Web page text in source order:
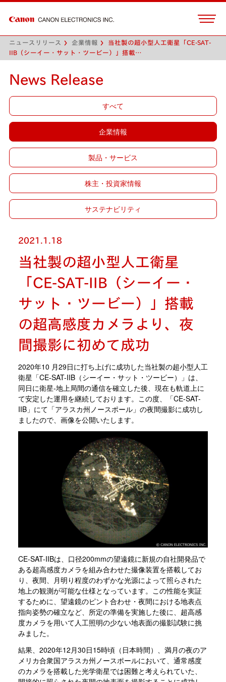
ニュースリリース 企業情報
当社製の超小型人工衛星「CE-SAT-
IIB（シーイー・サット・ツービー）」搭載…
News Release
すべて
企業情報
製品・サービス
株主・投資家情報
サステナビリティ
2021.1.18
当社製の超小型人工衛星
「CE-SAT-IIB（シーイー・
サット・ツービー）」搭載
の超高感度カメラより、夜
間撮影に初めて成功
2020年10 月29日に打ち上げに成功した当社製の超小型人工
衛星「CE-SAT-IIB（シーイー・サット・ツービー）」は、
同日に衛星-地上局間の通信を確立した後、現在も軌道上に
て安定した運用を継続しております。この度、「CE-SAT-
IIB」にて「アラスカ州ノースポール」の夜間撮影に成功し
ましたので、画像を公開いたします。
CE-SAT-IIBは、口径200mmの望遠鏡に新規の自社開発品で
ある超高感度カメラを組み合わせた撮像装置を搭載してお
り、夜間、月明り程度のわずかな光源によって照らされた
地上の観測が可能な仕様となっています。この性能を実証
するために、望遠鏡のピント合わせ・夜間における地表点
指向姿勢の確立など、所定の準備を実施した後に、超高感
度カメラを用いて人工照明の少ない地表面の撮影試験に挑
みました。
結果、2020年12月30日15時頃（日本時間）、満月の夜のア
メリカ合衆国アラスカ州ノースポールにおいて、通常感度
のカメラを搭載した光学衛星では困難と考えられていた、